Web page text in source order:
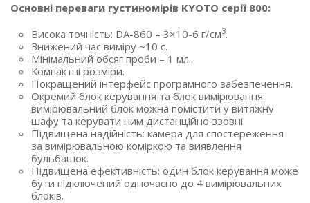
Основні переваги густиномірів KYOTO серії 800:
Висока точність: DA-860 – 3×10-6 г/см3.
Знижений час виміру ~10 с.
Мінімальний обсяг проби – 1 мл.
Компактні розміри.
Покращений інтерфейс програмного забезпечення.
Окремий блок керування та блок вимірювання:
вимірювальний блок можна помістити у витяжну
шафу та керувати ним дистанційно ззовні
Підвищена надійність: камера для спостереження
за вимірювальною коміркою та виявлення
бульбашок.
Підвищена ефективність: один блок керування може
бути підключений одночасно до 4 вимірювальних
блоків.